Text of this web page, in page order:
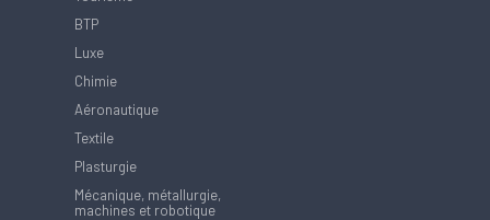
BTP
Luxe
Chimie
Aéronautique
Textile
Plasturgie
Mécanique, métallurgie,
machines et robotique